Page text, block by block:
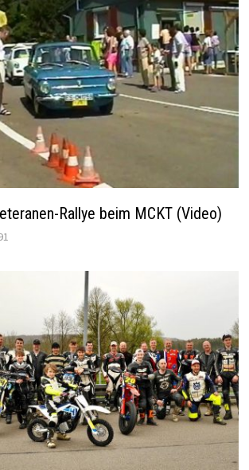
Rallye beim MCKT (Video)